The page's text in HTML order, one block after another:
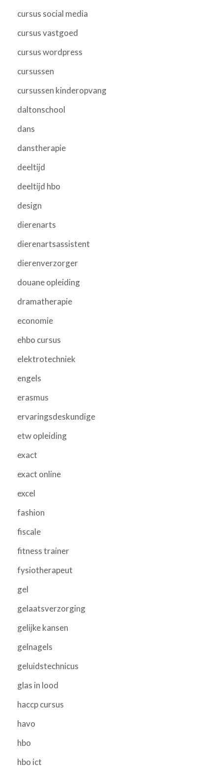
cursus social media
cursus vastgoed
cursus wordpress
cursussen
cursussen kinderopvang
daltonschool
dans
danstherapie
deeltijd
deeltijd hbo
design
dierenarts
dierenartsassistent
dierenverzorger
douane opleiding
dramatherapie
economie
ehbo cursus
elektrotechniek
engels
erasmus
ervaringsdeskundige
etw opleiding
exact
exact online
excel
fashion
fiscale
fitness trainer
fysiotherapeut
gel
gelaatsverzorging
gelijke kansen
gelnagels
geluidstechnicus
glas in lood
haccp cursus
havo
hbo
hbo ict